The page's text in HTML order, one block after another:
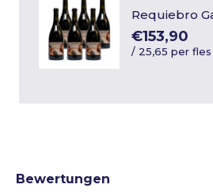
Requiebro
€153,90
/ 25,65 per fles
Bewertungen